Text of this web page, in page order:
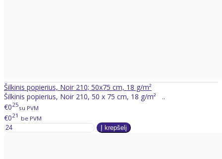
Šilkinis popierius, Noir 210; 50x75 cm, 18 g/m²
Šilkinis popierius, Noir 210, 50 x 75 cm, 18 g/m² ..
€025su PVM
€021 be PVM